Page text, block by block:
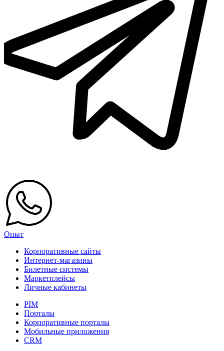
Опыт
Корпоративные сайты
Интернет-магазины
Билетные системы
Маркетплейсы
Личные кабинеты
PIM
Порталы
Корпоративные порталы
Мобильные приложения
CRM